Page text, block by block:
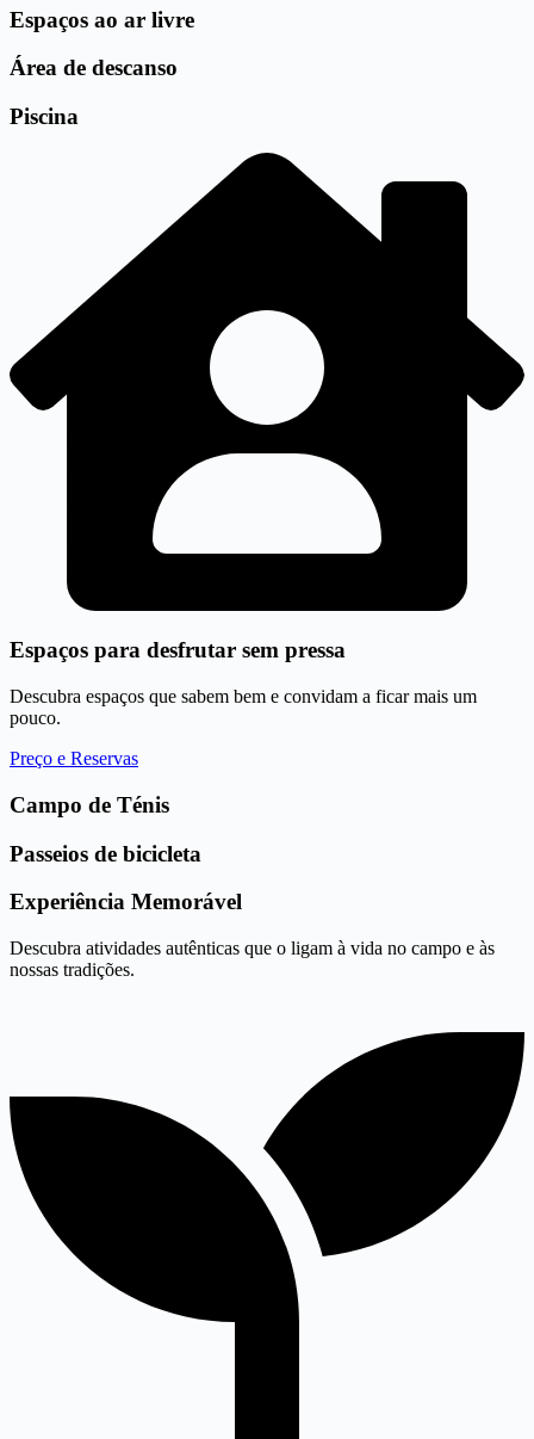
Espaços ao ar livre
Área de descanso
Piscina
Espaços para desfrutar sem pressa
Descubra espaços que sabem bem e convidam a ficar mais um
pouco.
Preço e Reservas
Campo de Ténis
Passeios de bicicleta
Experiência Memorável
Descubra atividades autênticas que o ligam à vida no campo e às
nossas tradições.